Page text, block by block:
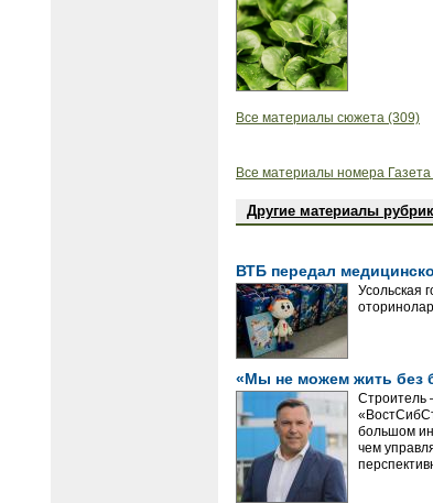
Все материалы сюжета (309)
Все материалы номера
Другие материалы
ВТБ передал
Усольская
«Мы не можем жить без
Строитель
большом
чем